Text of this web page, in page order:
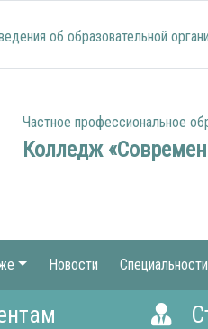
об образовательной
Частное профессиональное
Колледж
Новости Специальности